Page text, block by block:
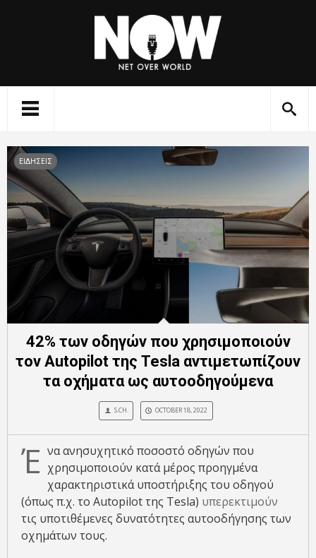
ΕΙΔΗΣΕΙΣ
42% των οδηγών που χρησιμοποιούν
τον Autopilot της Tesla αντιμετωπίζουν
τα οχήματα ως αυτοοδηγούμενα
S.CH. OCTOBER 18, 2022
Έ να ανησυχητικό ποσοστό οδηγών που
χρησιμοποιούν κατά μέρος προηγμένα
χαρακτηριστικά υποστήριξης του οδηγού
(όπως π.χ. το Autopilot της Tesla) υπερεκτιμούν
τις υποτιθέμενες δυνατότητες αυτοοδήγησης των
οχημάτων τους.